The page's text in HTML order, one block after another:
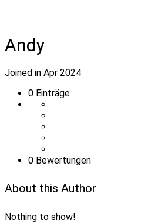
Andy
Joined in Apr 2024
0 Einträge
0 Bewertungen
About this Author
Nothing to show!